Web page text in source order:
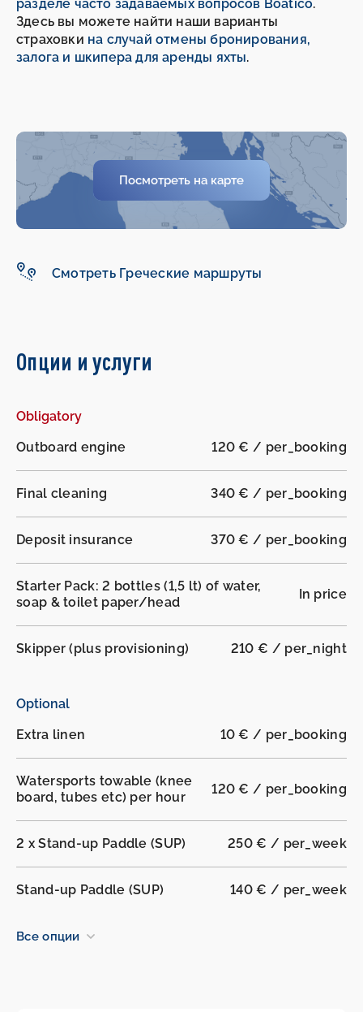
разделе часто задаваемых вопросов Boatico.
Здесь вы можете найти наши варианты
страховки на случай отмены бронирования,
залога и шкипера для аренды яхты.
Посмотреть на карте
Смотреть Греческие маршруты
Опции и услуги
Obligatory
Outboard engine
120 € / per_booking
Final cleaning 340 € / per_booking
Deposit insurance 370 € / per_booking
Starter Pack: 2 bottles (1,5 lt) of water,
soap & toilet paper/head
In price
Skipper (plus provisioning) 210 € / per_night
Optional
Extra linen
10 € / per_booking
Watersports towable (knee
board, tubes etc) per hour
120 € / per_booking
2 x Stand-up Paddle (SUP) 250 € / per_week
Stand-up Paddle (SUP) 140 € / per_week
Все опции
- -